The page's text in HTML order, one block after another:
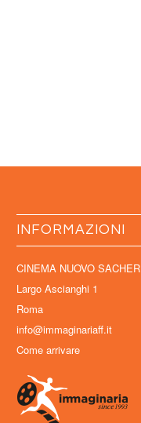
INFORMAZIONI
CINEMA NUOVO SACHER
Largo Ascianghi 1
Roma
info@immaginariaff.it
Come arrivare